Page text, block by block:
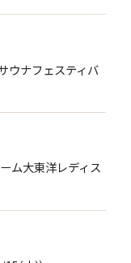
ウナフェスティバ
ム大東洋レディス